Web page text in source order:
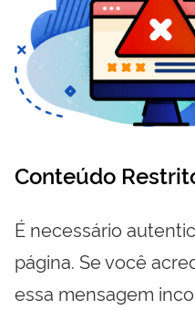
Conteúdo
É necessário
página. Se você
essa mensagem